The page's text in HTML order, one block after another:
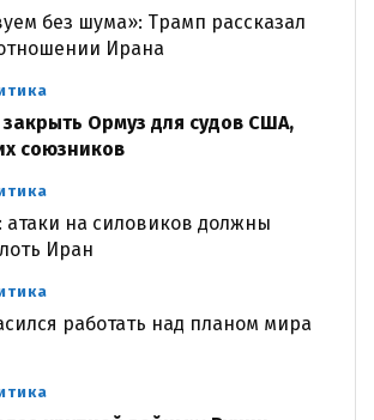
без шума»: Трамп рассказал
Ирана
Ормуз для судов США,
союзников
атаки на силовиков должны
Иран
работать над планом мира